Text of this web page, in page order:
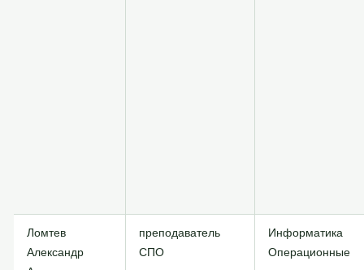
Ломтев
Александр
преподаватель
СПО
Информатика
Операционные